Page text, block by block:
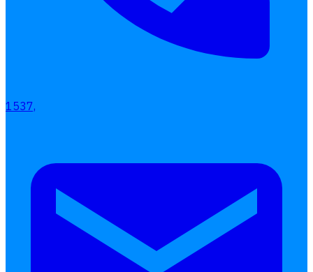
บริการรับทำเงินเดือน
Soft
1537,